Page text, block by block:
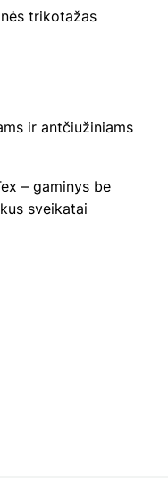
trikotažas
ir antčiužiniams
– gaminys be
sveikatai